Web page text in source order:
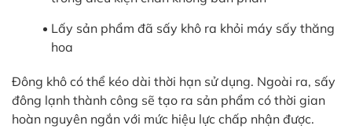
Lấy sản phẩm đã sấy khô ra khỏi máy sấy thăng
hoa
Đông khô có thể kéo dài thời hạn sử dụng. Ngoài ra, sấy
đông lạnh thành công sẽ tạo ra sản phẩm có thời gian
hoàn nguyên ngắn với mức hiệu lực chấp nhận được.